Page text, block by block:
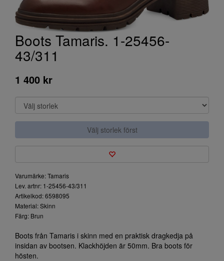
Boots Tamaris. 1-25456-
43/311
1 400 kr
Välj storlek först
Varumärke: Tamaris
Lev. artnr: 1-25456-43/311
Artikelkod: 6598095
Material: Skinn
Färg: Brun
Boots från Tamaris i skinn med en praktisk dragkedja på
insidan av bootsen. Klackhöjden är 50mm. Bra boots för
hösten.